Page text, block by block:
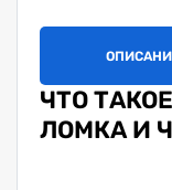
ЧТО
ЛОМКА И